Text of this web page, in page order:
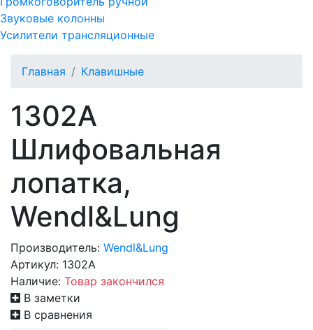
Звуковые колонны
Усилители трансляционные
Главная Клавишные
1302A
Шлифовальная
лопатка,
Wendl&Lung
Производитель: Wendl&Lung
Артикул: 1302A
Наличие: Товар закончился
В заметки
В сравнения